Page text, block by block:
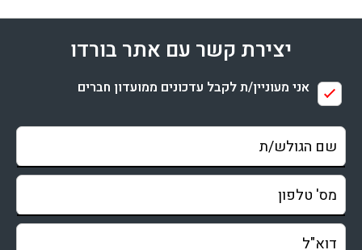
יצירת קשר עם אתר בורדו
אני מעוניין/ת לקבל עדכונים ממועדון חברים